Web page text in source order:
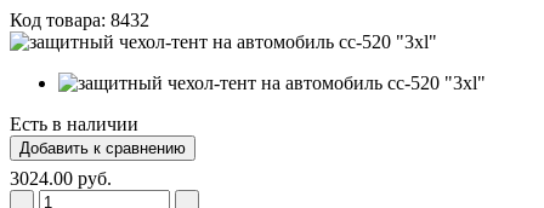
Код товара: 8432
Есть в наличии
3024.00 руб.